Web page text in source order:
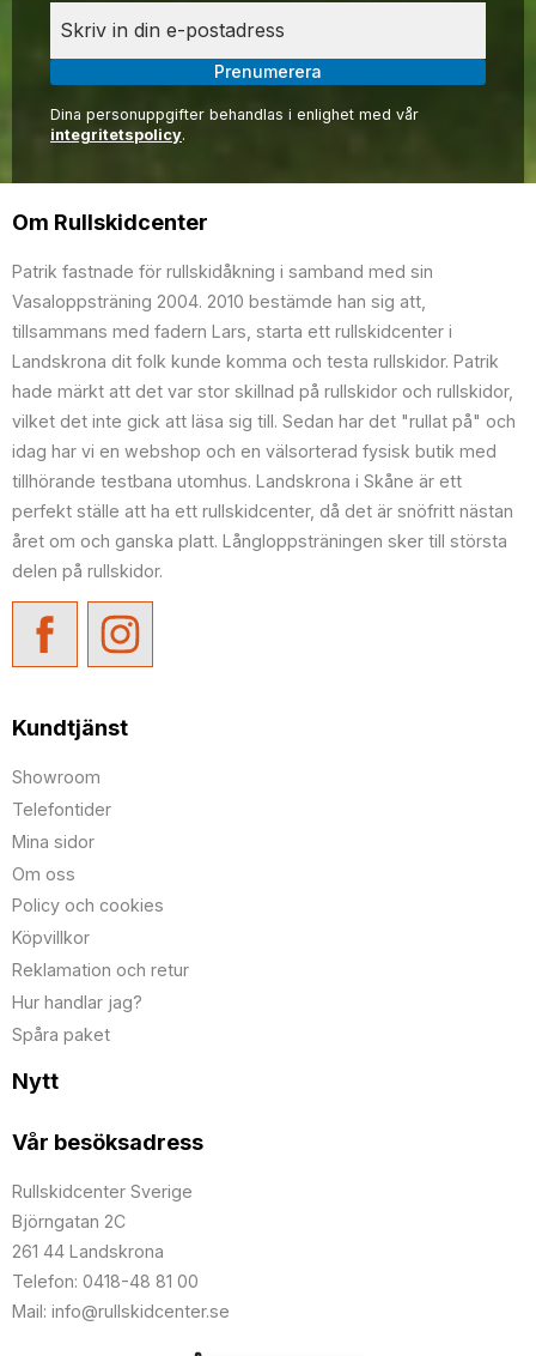
Prenumerera
Dina personuppgifter behandlas i enlighet med vår
integritetspolicy.
Om Rullskidcenter
Patrik fastnade för rullskidåkning i samband med sin
Vasaloppsträning 2004. 2010 bestämde han sig att,
tillsammans med fadern Lars, starta ett rullskidcenter i
Landskrona dit folk kunde komma och testa rullskidor. Patrik
hade märkt att det var stor skillnad på rullskidor och rullskidor,
vilket det inte gick att läsa sig till. Sedan har det "rullat på" och
idag har vi en webshop och en välsorterad fysisk butik med
tillhörande testbana utomhus. Landskrona i Skåne är ett
perfekt ställe att ha ett rullskidcenter, då det är snöfritt nästan
året om och ganska platt. Långloppsträningen sker till största
delen på rullskidor.
Kundtjänst
Showroom
Telefontider
Mina sidor
Om oss
Policy och cookies
Köpvillkor
Reklamation och retur
Hur handlar jag?
Spåra paket
Nytt
Vår besöksadress
Rullskidcenter Sverige
Björngatan 2C
261 44 Landskrona
Telefon: 0418-48 81 00
Mail: info@rullskidcenter.se